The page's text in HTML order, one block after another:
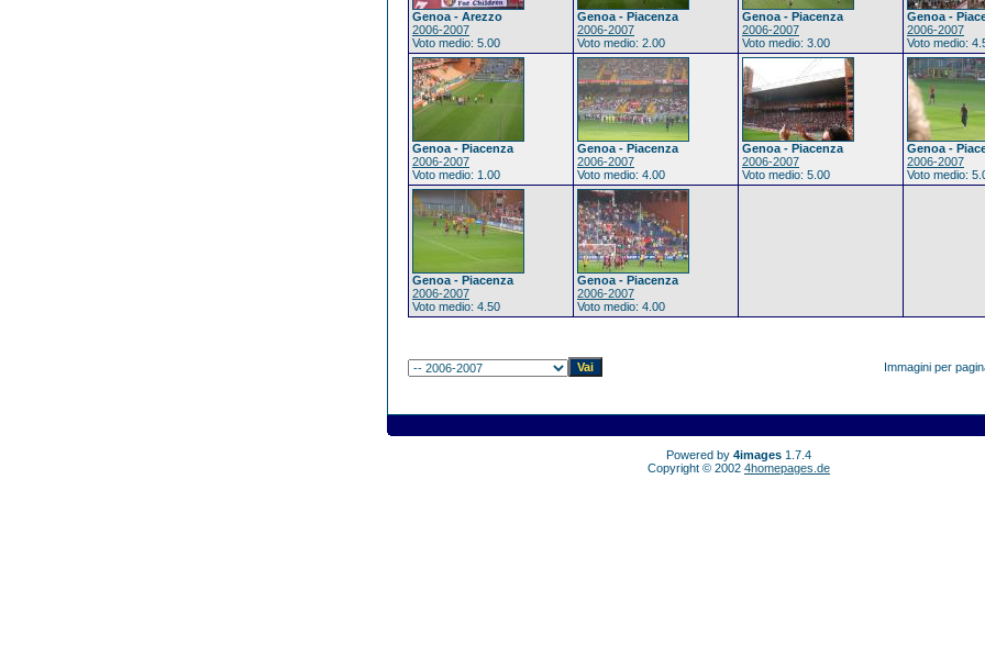
Genoa - Arezzo
2006-2007
Voto medio: 5.00
Genoa - Piacenza
2006-2007
Voto medio: 2.00
Genoa - Piacenza
2006-2007
Voto medio: 3.00
Genoa -
2006-2007
Voto medio:
Genoa - Piacenza
2006-2007
Voto medio: 1.00
Genoa - Piacenza
2006-2007
Voto medio: 4.00
Genoa - Piacenza
2006-2007
Voto medio: 5.00
Genoa -
2006-2007
Voto medio:
Genoa - Piacenza
2006-2007
Voto medio: 4.50
Genoa - Piacenza
2006-2007
Voto medio: 4.00
Immagini per
Powered by 4images 1.7.4
Copyright © 2002 4homepages.de